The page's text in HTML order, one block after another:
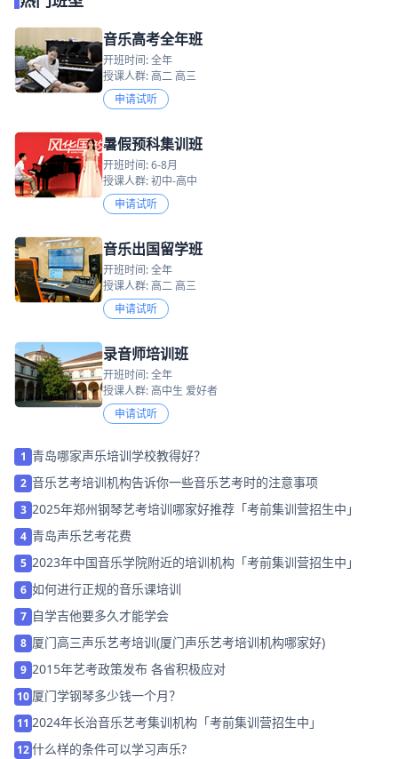
音乐高考全年班
开班时间: 全年
授课人群: 高二 高三
申请试听
暑假预科集训班
开班时间: 6-8月
授课人群: 初中-高中
申请试听
音乐出国留学班
开班时间: 全年
授课人群: 高二 高三
申请试听
录音师培训班
开班时间: 全年
授课人群: 高中生 爱好者
申请试听
1 青岛哪家声乐培训学校教得好？
2 音乐艺考培训机构告诉你一些音乐艺考时的注意事项
3 2025年郑州钢琴艺考培训哪家好推荐「考前集训营招生中」
4 青岛声乐艺考花费
5 2023年中国音乐学院附近的培训机构「考前集训营招生中」
6 如何进行正规的音乐课培训
7 自学吉他要多久才能学会
8 厦门高三声乐艺考培训(厦门声乐艺考培训机构哪家好)
9 2015年艺考政策发布 各省积极应对
10 厦门学钢琴多少钱一个月？
11 2024年长治音乐艺考集训机构「考前集训营招生中」
12什么样的条件可以学习声乐?